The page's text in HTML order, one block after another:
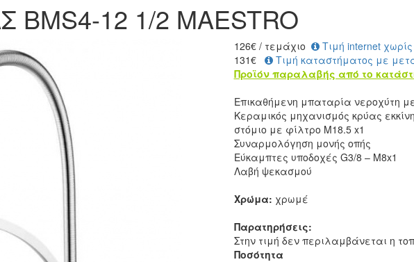
12 1/2 MAESTRO
126€ / τεμάχιο
Τιμή internet
131€
Τιμή καταστήματος με
Προϊόν παραλαβής από το
Επικαθήμενη μπαταρία νεροχύτη
Κεραμικός μηχανισμός κρύας
στόμιο με φίλτρο M18.5 x1
Συναρμολόγηση μονής οπής
Εύκαμπτες υποδοχές G3/8 – M8x1
Λαβή ψεκασμού
Χρώμα: χρωμέ
Παρατηρήσεις:
Στην τιμή δεν περιλαμβάνεται η
Ποσότητα